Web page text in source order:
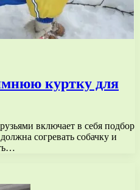
куртку для
включает в себя подбор
согревать собачку и